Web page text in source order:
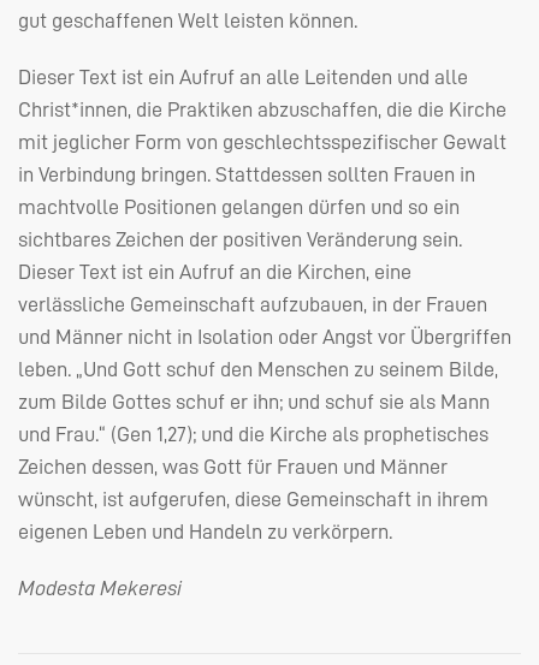
gut geschaffenen Welt leisten können.
Dieser Text ist ein Aufruf an alle Leitenden und alle
Christ*innen, die Praktiken abzuschaffen, die die Kirche
mit jeglicher Form von geschlechtsspezifischer Gewalt
in Verbindung bringen. Stattdessen sollten Frauen in
machtvolle Positionen gelangen dürfen und so ein
sichtbares Zeichen der positiven Veränderung sein.
Dieser Text ist ein Aufruf an die Kirchen, eine
verlässliche Gemeinschaft aufzubauen, in der Frauen
und Männer nicht in Isolation oder Angst vor Übergriffen
leben. „Und Gott schuf den Menschen zu seinem Bilde,
zum Bilde Gottes schuf er ihn; und schuf sie als Mann
und Frau.“ (Gen 1,27); und die Kirche als prophetisches
Zeichen dessen, was Gott für Frauen und Männer
wünscht, ist aufgerufen, diese Gemeinschaft in ihrem
eigenen Leben und Handeln zu verkörpern.
Modesta Mekeresi